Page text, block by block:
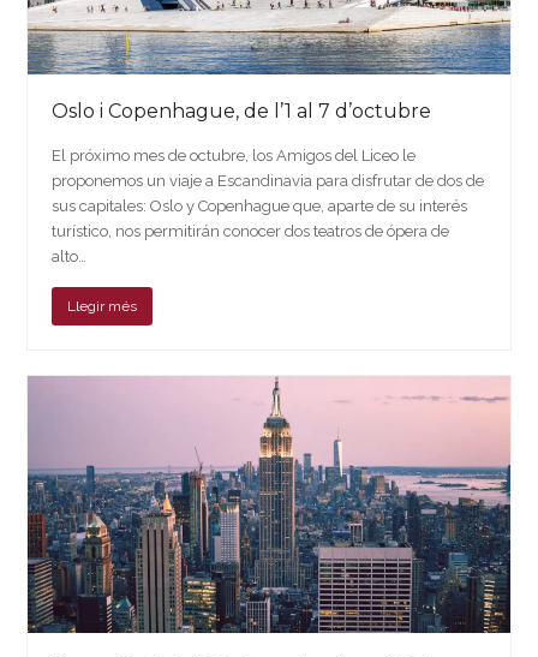
Oslo i Copenhague, de l’1 al 7 d’octubre
El próximo mes de octubre, los Amigos del Liceo le
proponemos un viaje a Escandinavia para disfrutar de dos de
sus capitales: Oslo y Copenhague que, aparte de su interés
turístico, nos permitirán conocer dos teatros de ópera de
alto…
Llegir més